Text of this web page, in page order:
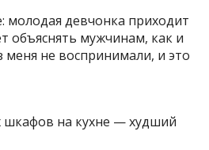
молодая девчонка приходит
объяснять мужчинам, как и
меня не воспринимали, и это